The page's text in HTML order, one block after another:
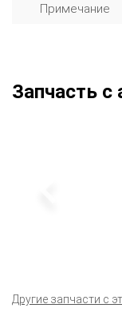
Примечание
Запчасть с
Другие запчасти с